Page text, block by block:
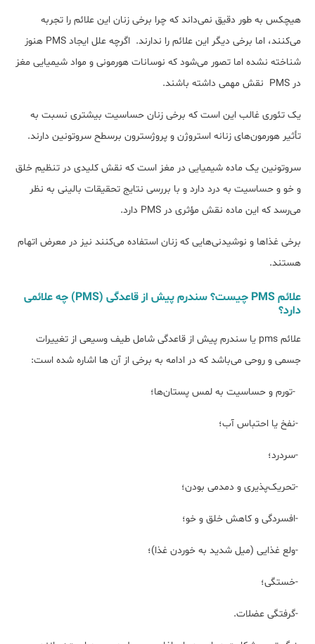
هیچکس به طور دقیق نمی‌داند که چرا برخی زنان این علائم را تجربه
می‌کنند، اما برخی دیگر این علائم را ندارند. اگرچه علل ایجاد PMS هنوز
شناخته نشده اما تصور می‌شود که نوسانات هورمونی و مواد شیمیایی مغز
در PMS نقش مهمی داشته باشند.
یک تئوری غالب این است که برخی زنان حساسیت بیشتری نسبت به
تأثیر هورمون‌های زنانه استروژن و پروژسترون برسطح سروتونین دارند.
سروتونین یک ماده شیمیایی در مغز است که نقش کلیدی در تنظیم خلق
و خو و حساسیت به درد دارد و با بررسی نتایج تحقیقات بالینی به نظر
می‌رسد که این ماده نقش مؤثری در PMS دارد.
برخی غذاها و نوشیدنی‌هایی که زنان استفاده می‌کنند نیز در معرض اتهام
هستند.
علائم PMS چیست؟ سندرم پیش از قاعدگی (PMS) چه علائمی
دارد؟
علائم pms یا سندرم پیش از قاعدگی شامل طیف وسیعی از تغییرات
جسمی و روحی می‌باشد که در ادامه به برخی از آن ها اشاره شده است:
-تورم و حساسیت به لمس پستان‌ها؛
-نفخ یا احتباس آب؛
-سردرد؛
-تحریک‌پذیری و دمدمی بودن؛
-افسردگی و کاهش خلق و خو؛
-ولع غذایی (میل شدید به خوردن غذا)؛
-خستگی؛
-گرفتگی عضلات.